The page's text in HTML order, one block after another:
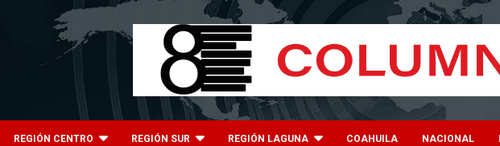
REGIÓN CENTRO REGIÓN SUR REGIÓN LAGUNA COAHUILA NACIONAL